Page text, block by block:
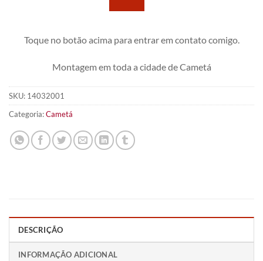
Toque no botão acima para entrar em contato comigo.
Montagem em toda a cidade de Cametá
SKU: 14032001
Categoria:Cametá
DESCRIÇÃO
INFORMAÇÃO ADICIONAL